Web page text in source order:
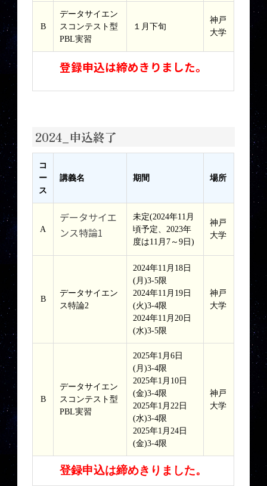
B
データサイエン
スコンテスト型
PBL実習
１月下旬
神戸
大学
登録申込は締めきりました。
2024_申込終了
コ
ー
ス
講義名 期間 場所
A
データサイエ
ンス特論1
未定(2024年11月
頃予定、2023年
度は11月7～9日)
神戸
大学
B
データサイエン
ス特論2
2024年11月18日
(月)3-5限
2024年11月19日
(火)3-4限
2024年11月20日
(水)3-5限
神戸
大学
B
データサイエン
スコンテスト型
PBL実習
2025年1月6日
(月)3-4限
2025年1月10日
(金)3-4限
2025年1月22日
(水)3-4限
2025年1月24日
(金)3-4限
神戸
大学
登録申込は締めきりました。